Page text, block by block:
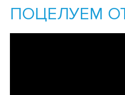
ПОЦЕЛУЕМ